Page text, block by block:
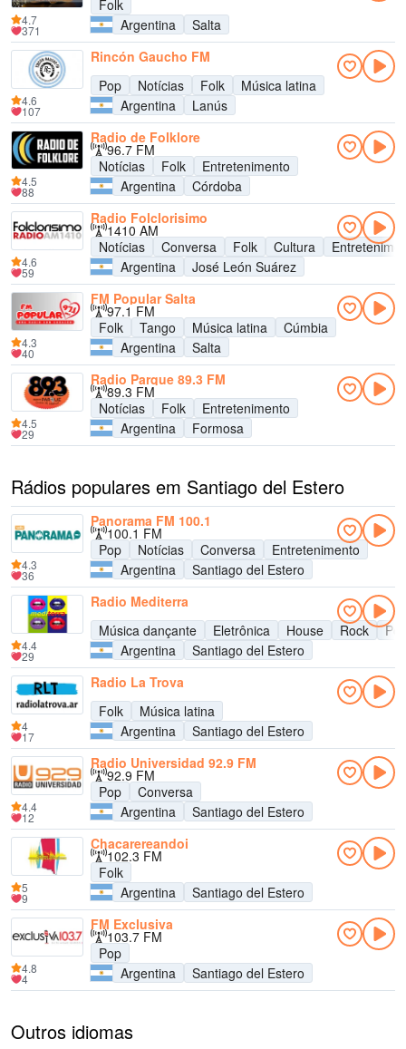
Folk
Argentina
Salta
4.7
371
Rincón Gaucho FM
Pop
Notícias Folk
Música latina
Argentina
Lanús
4.6
107
Radio de Folklore
96.7 FM
Notícias
Folk
Entretenimento
Argentina
Córdoba
4.5
88
Radio Folclorisimo
1410 AM
Notícias
Conversa Folk Cultura
Argentina
José León Suárez
4.6
59
FM Popular Salta
97.1 FM
Folk
Tango Música latina
Cúmbia
Argentina
Salta
4.3
40
Radio Parque 89.3 FM
89.3 FM
Notícias
Folk
Entretenimento
Argentina
Formosa
4.5
29
Rádios populares em Santiago del Estero
Panorama FM 100.1
100.1 FM
Pop
Notícias Conversa
Entretenimento
Argentina
Santiago del Estero
4.3
36
Radio Mediterra
Música dançante
Eletrônica House Rock
Argentina
Santiago del Estero
4.4
29
Radio La Trova
Folk
Música latina
Argentina
Santiago del Estero
4
17
Radio Universidad 92.9 FM
92.9 FM
Pop
Conversa
Argentina
Santiago del Estero
4.4
12
Chacarereandoi
102.3 FM
Folk
Argentina
Santiago del Estero
5
9
FM Exclusiva
103.7 FM
Pop
Argentina
Santiago del Estero
4.8
4
Outros idiomas